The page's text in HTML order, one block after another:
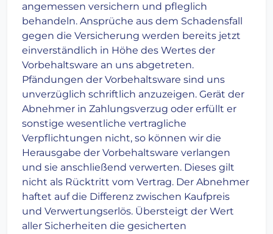
angemessen versichern und pfleglich
behandeln. Ansprüche aus dem Schadensfall
gegen die Versicherung werden bereits jetzt
einverständlich in Höhe des Wertes der
Vorbehaltsware an uns abgetreten.
Pfändungen der Vorbehaltsware sind uns
unverzüglich schriftlich anzuzeigen. Gerät der
Abnehmer in Zahlungsverzug oder erfüllt er
sonstige wesentliche vertragliche
Verpflichtungen nicht, so können wir die
Herausgabe der Vorbehaltsware verlangen
und sie anschließend verwerten. Dieses gilt
nicht als Rücktritt vom Vertrag. Der Abnehmer
haftet auf die Differenz zwischen Kaufpreis
und Verwertungserlös. Übersteigt der Wert
aller Sicherheiten die gesicherten